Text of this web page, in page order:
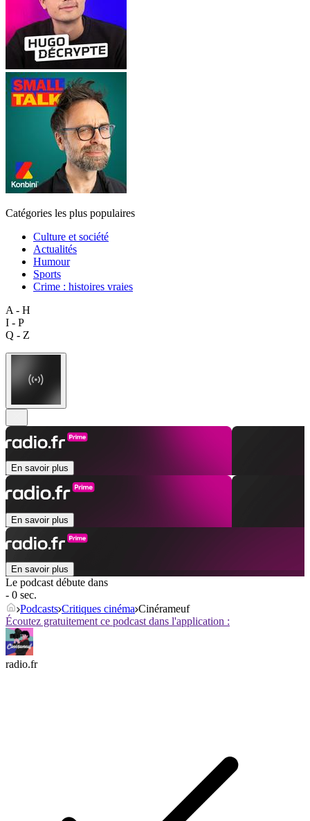
Catégories les plus populaires
Culture et société
Actualités
Humour
Sports
Crime : histoires vraies
A - H
I - P
Q - Z
En savoir plus
En savoir plus
En savoir plus
Le podcast débute dans
- 0 sec.
Podcasts Critiques cinéma Cinérameuf
Écoutez gratuitement ce podcast dans l'application :
radio.fr